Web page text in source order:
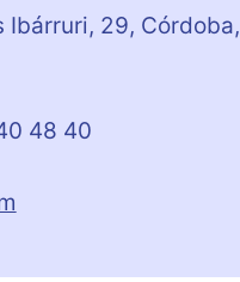
Ibárruri, 29, Córdoba,
48 40